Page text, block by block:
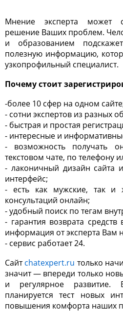
Мнение эксперта может
решение Ваших проблем.
и образованием
полезную информацию,
узкопрофильный специалист.
Почему стоит
-более 10 сфер на одном
- сотни экспертов из разных
- быстрая и простая
- интересные и
- возможность получать
текстовом чате, по телефону
- лаконичный дизайн сайта
интерфейс;
- есть как мужские, так и
консультаций онлайн;
- удобный поиск по тегам
- гарантия возврата
информация от эксперта Вам
- сервис работает 24.
Сайтchatexpert.ru только
значит — впереди только
и регулярное
планируется тест новых
повышения комфорта наших